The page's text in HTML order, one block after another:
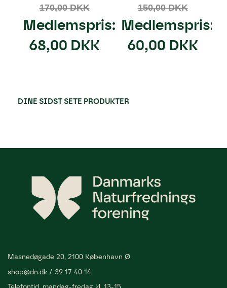
170,00 DKK
Medlemspris:
68,00 DKK
150,00 DKK
Medlemspris:
60,00 DKK
DINE SIDST SETE PRODUKTER
Masnedøgade 20, 2100 København Ø
shop@dn.dk / 39 17 40 14